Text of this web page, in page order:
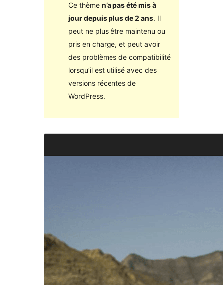
Ce thème n’a pas été mis à
jour depuis plus de 2 ans. Il
peut ne plus être maintenu ou
pris en charge, et peut avoir
des problèmes de compatibilité
lorsqu’il est utilisé avec des
versions récentes de
WordPress.